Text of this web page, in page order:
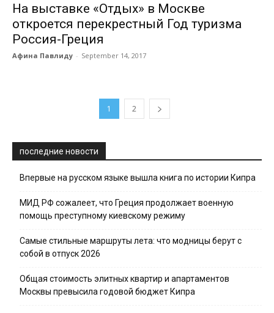
На выставке «Отдых» в Москве
откроется перекрестный Год туризма
Россия-Греция
Афина Павлиду - September 14, 2017
1 2
последние новости
Впервые на русском языке вышла книга по истории Кипра
МИД РФ сожалеет, что Греция продолжает военную
помощь преступному киевскому режиму
Самые стильные маршруты лета: что модницы берут с
собой в отпуск 2026
Общая стоимость элитных квартир и апартаментов
Москвы превысила годовой бюджет Кипра